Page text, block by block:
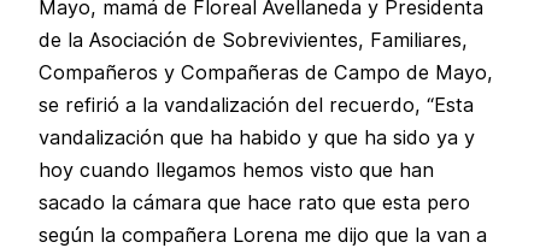
Mayo, mamá de Floreal Avellaneda y Presidenta
de la Asociación de Sobrevivientes, Familiares,
Compañeros y Compañeras de Campo de Mayo,
se refirió a la vandalización del recuerdo, “Esta
vandalización que ha habido y que ha sido ya y
hoy cuando llegamos hemos visto que han
sacado la cámara que hace rato que esta pero
según la compañera Lorena me dijo que la van a